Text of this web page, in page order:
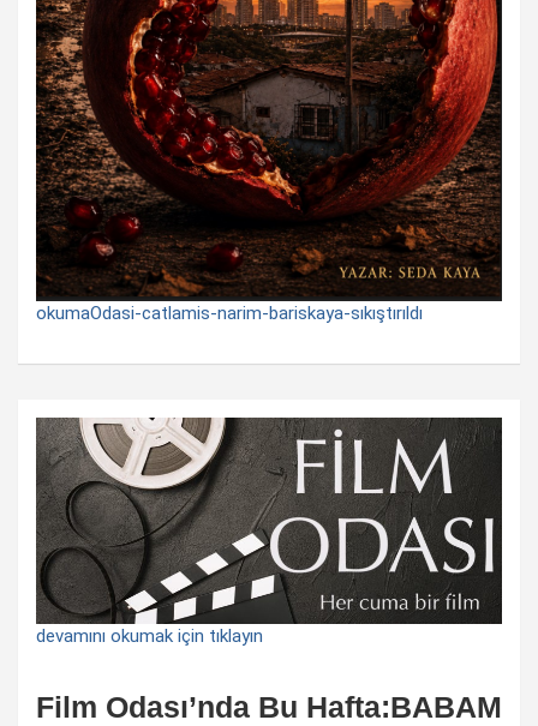
okumaOdasi-catlamis-narim-bariskaya-sıkıştırıldı
devamını okumak için tıklayın
Film Odası’nda Bu Hafta:BABAM